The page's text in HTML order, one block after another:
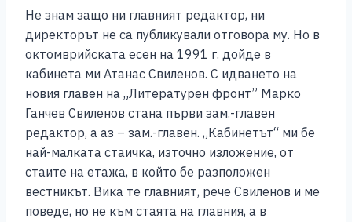
Не знам защо ни главният редактор, ни
директорът не са публикували отговора му. Но в
октомврийската есен на 1991 г. дойде в
кабинета ми Атанас Свиленов. С идването на
новия главен на „Литературен фронт” Марко
Ганчев Свиленов стана първи зам.-главен
редактор, а аз – зам.-главен. „Кабинетът“ ми бе
най-малката стаичка, източно изложение, от
стаите на етажа, в който бе разположен
вестникът. Вика те главният, рече Свиленов и ме
поведе, но не към стаята на главния, а в